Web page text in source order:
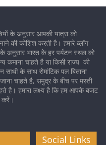
के अनुसार आपकी यात्रा को
की कोशिश करती है। हमारे ब्लॉग
भारत के हर पर्यटन स्थल को
चाहते है या किसी राज्य की
के साथ रोमांटिक पल बिताना
चाहते है, समुद्र के बीच पर मस्ती
है। हमारा लक्ष्य है कि हम आपके बजट
करें।
Social Links